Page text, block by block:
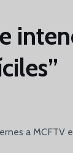
a MCFTV